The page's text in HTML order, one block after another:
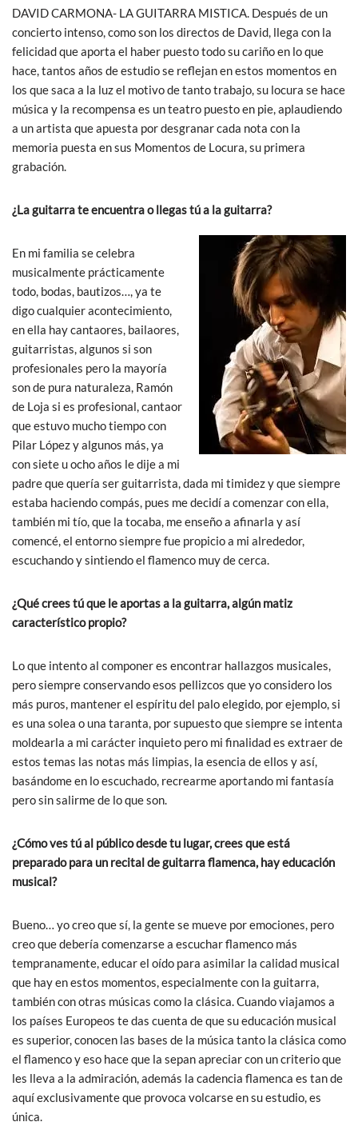
DAVID CARMONA- LA GUITARRA MISTICA. Después de un
concierto intenso, como son los directos de David, llega con la
felicidad que aporta el haber puesto todo su cariño en lo que
hace, tantos años de estudio se reflejan en estos momentos en
los que saca a la luz el motivo de tanto trabajo, su locura se hace
música y la recompensa es un teatro puesto en pie, aplaudiendo
a un artista que apuesta por desgranar cada nota con la
memoria puesta en sus Momentos de Locura, su primera
grabación.
¿La guitarra te encuentra o llegas tú a la guitarra?
En mi familia se celebra
musicalmente prácticamente
todo, bodas, bautizos…, ya te
digo cualquier acontecimiento,
en ella hay cantaores, bailaores,
guitarristas, algunos si son
profesionales pero la mayoría
son de pura naturaleza, Ramón
de Loja si es profesional, cantaor
que estuvo mucho tiempo con
Pilar López y algunos más, ya
con siete u ocho años le dije a mi
padre que quería ser guitarrista, dada mi timidez y que siempre
estaba haciendo compás, pues me decidí a comenzar con ella,
también mi tío, que la tocaba, me enseño a afinarla y así
comencé, el entorno siempre fue propicio a mi alrededor,
escuchando y sintiendo el flamenco muy de cerca.
¿Qué crees tú que le aportas a la guitarra, algún matiz
característico propio?
Lo que intento al componer es encontrar hallazgos musicales,
pero siempre conservando esos pellizcos que yo considero los
más puros, mantener el espíritu del palo elegido, por ejemplo, si
es una solea o una taranta, por supuesto que siempre se intenta
moldearla a mi carácter inquieto pero mi finalidad es extraer de
estos temas las notas más limpias, la esencia de ellos y así,
basándome en lo escuchado, recrearme aportando mi fantasía
pero sin salirme de lo que son.
¿Cómo ves tú al público desde tu lugar, crees que está
preparado para un recital de guitarra flamenca, hay educación
musical?
Bueno… yo creo que sí, la gente se mueve por emociones, pero
creo que debería comenzarse a escuchar flamenco más
tempranamente, educar el oído para asimilar la calidad musical
que hay en estos momentos, especialmente con la guitarra,
también con otras músicas como la clásica. Cuando viajamos a
los países Europeos te das cuenta de que su educación musical
es superior, conocen las bases de la música tanto la clásica como
el flamenco y eso hace que la sepan apreciar con un criterio que
les lleva a la admiración, además la cadencia flamenca es tan de
aquí exclusivamente que provoca volcarse en su estudio, es
única.